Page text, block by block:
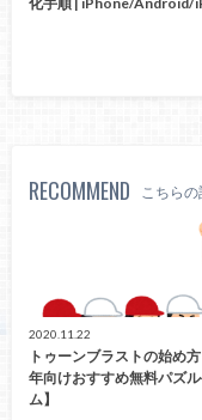
RECOMMEND こちらの
2020.11.22
トゥーンブラストの始め
年向けおすすめ無料パズ
ム】